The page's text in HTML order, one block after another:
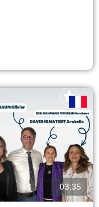
les produits, les
deviennent
03:35